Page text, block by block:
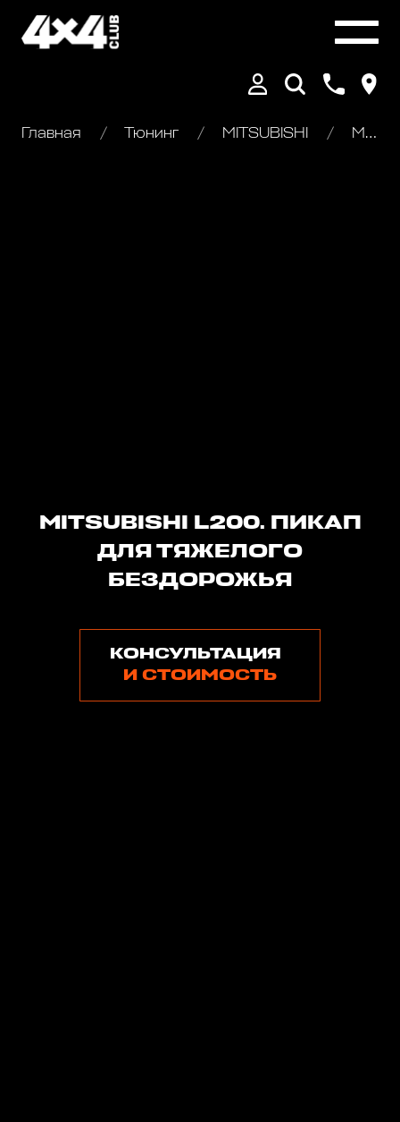
Главная Тюнинг MITSUBISHI Mitsubishi L200. Пикап для тяжелого бездорожья
MITSUBISHI L200. ПИКАП
ДЛЯ ТЯЖЕЛОГО
БЕЗДОРОЖЬЯ
КОНСУЛЬТАЦИЯ
И СТОИМОСТЬ